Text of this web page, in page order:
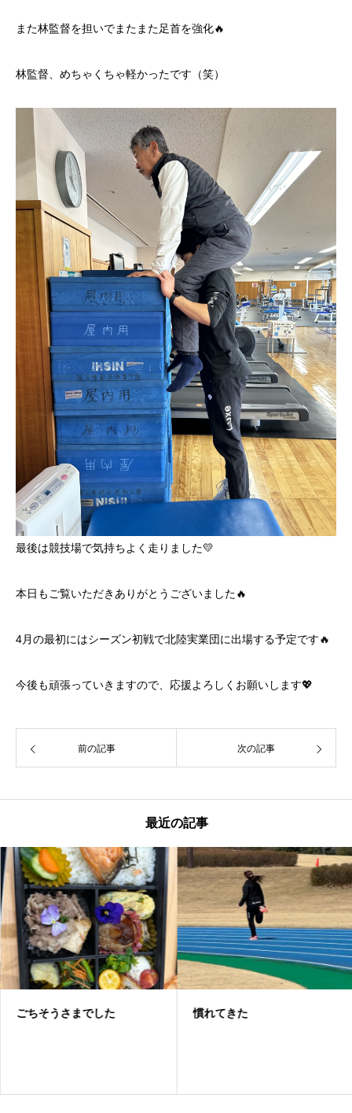
また林監督を担いでまたまた足首を強化🔥
林監督、めちゃくちゃ軽かったです（笑）
最後は競技場で気持ちよく走りました💛
本日もご覧いただきありがとうございました🔥
4月の最初にはシーズン初戦で北陸実業団に出場する予定です🔥
今後も頑張っていきますので、応援よろしくお願いします💖
前の記事 次の記事
最近の記事
ごちそうさまでした 慣れてきた